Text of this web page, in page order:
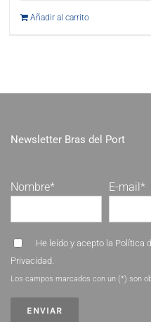
Añadir al carrito
Newsletter Bras del Port
Nombre* E-mail*
He leído y acepto la Política
Privacidad
Los campos marcados con un (*) son